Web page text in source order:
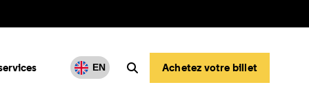
EN RechercherAchetez votre billet